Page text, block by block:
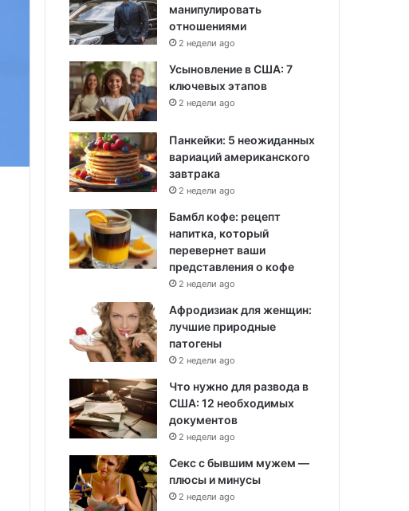
манипулировать
отношениями
2 недели ago
Усыновление в США: 7
ключевых этапов
2 недели ago
Панкейки: 5 неожиданных
вариаций американского
завтрака
2 недели ago
Бамбл кофе: рецепт
напитка, который
перевернет ваши
представления о кофе
2 недели ago
Афродизиак для женщин:
лучшие природные
патогены
2 недели ago
Что нужно для развода в
США: 12 необходимых
документов
2 недели ago
Секс с бывшим мужем —
плюсы и минусы
2 недели ago